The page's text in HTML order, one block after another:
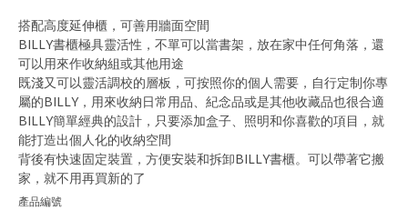
搭配高度延伸櫃，可善用牆面空間
BILLY書櫃極具靈活性，不單可以當書架，放在家中任何角落，還
可以用來作收納組或其他用途
既淺又可以靈活調校的層板，可按照你的個人需要，自行定制你專
屬的BILLY，用來收納日常用品、紀念品或是其他收藏品也很合適
BILLY簡單經典的設計，只要添加盒子、照明和你喜歡的項目，就
能打造出個人化的收納空間
背後有快速固定裝置，方便安裝和拆卸BILLY書櫃。可以帶著它搬
家，就不用再買新的了
產品編號